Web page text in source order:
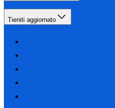
Tieniti aggiornato